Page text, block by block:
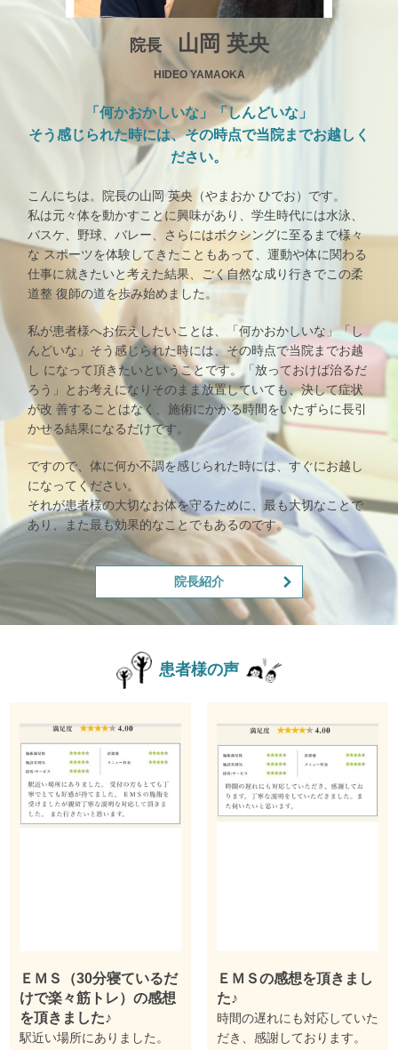
院長 山岡 英央
HIDEO YAMAOKA
「何かおかしいな」「しんどいな」
そう感じられた時には、その時点で当院までお越しく
ださい。
こんにちは。院長の山岡 英央（やまおか ひでお）です。
私は元々体を動かすことに興味があり、学生時代には水泳、
バスケ、野球、バレー、さらにはボクシングに至るまで様々
な スポーツを体験してきたこともあって、運動や体に関わる
仕事に就きたいと考えた結果、ごく自然な成り行きでこの柔
道整 復師の道を歩み始めました。
私が患者様へお伝えしたいことは、「何かおかしいな」「し
んどいな」そう感じられた時には、その時点で当院までお越
し になって頂きたいということです。「放っておけば治るだ
ろう」とお考えになりそのまま放置していても、決して症状
が改 善することはなく、施術にかかる時間をいたずらに長引
かせる結果になるだけです。
ですので、体に何か不調を感じられた時には、すぐにお越し
になってください。
それが患者様の大切なお体を守るために、最も大切なことで
あり、また最も効果的なことでもあるのです。
院長紹介
患者様の声
ＥＭＳ（30分寝ているだ
けで楽々筋トレ）の感想
を頂きました♪
駅近い場所にありました。
ＥＭＳの感想を頂きまし
た♪
時間の遅れにも対応していた
だき、感謝しております。